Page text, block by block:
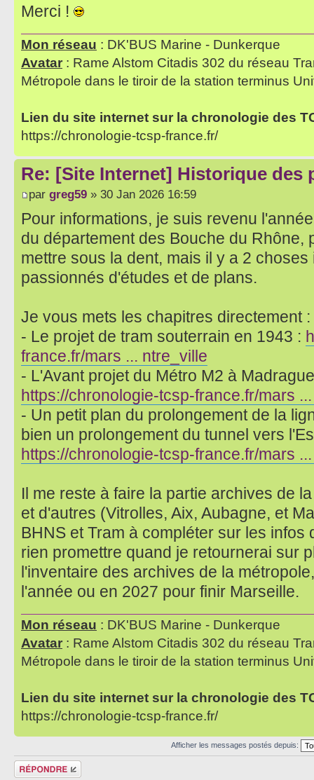
Merci !
Mon réseau : DK'BUS Marine - Dunkerque
Avatar : Rame Alstom Citadis 302 du réseau
Métropole dans le tiroir de la station terminus
Lien du site internet sur la chronologie des
https://chronologie-tcsp-france.fr/
Re: [Site Internet] Historique des
par greg59 » 30 Jan 2026 16:59
Pour informations, je suis revenu
du département des Bouche du Rhône,
mettre sous la dent, mais il y a 2
passionnés d'études et de plans.
Je vous mets les chapitres directement :
- Le projet de tram souterrain en 1943 :
france.fr/mars ... ntre_ville
- L'Avant projet du Métro M2 à
https://chronologie-tcsp-france.fr/mars
- Un petit plan du prolongement de la
bien un prolongement du tunnel vers
https://chronologie-tcsp-france.fr/mars
Il me reste à faire la partie archives de
et d'autres (Vitrolles, Aix, Aubagne, et
BHNS et Tram à compléter sur les
rien promettre quand je retournerai sur
l'inventaire des archives de la
l'année ou en 2027 pour finir Marseille.
Mon réseau : DK'BUS Marine - Dunkerque
Avatar : Rame Alstom Citadis 302 du réseau
Métropole dans le tiroir de la station terminus
Lien du site internet sur la chronologie des
https://chronologie-tcsp-france.fr/
Afficher les messages postés depuis:
Répondre